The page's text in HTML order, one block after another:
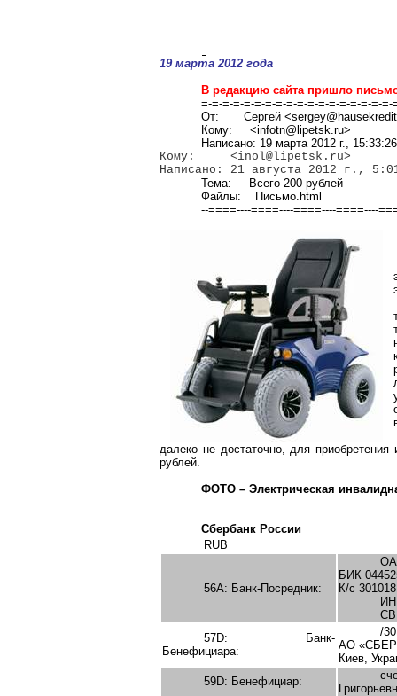
19 марта 2012 года
В редакцию сайта пришло
=-=-=-=-=-=-=-=-=-=-=-=-=-=-=-=-=-
От:
Сергей
Кому:
<infotn@lipetsk.ru>
Написано: 19 марта 2012 г., 15:33:26
Кому:
<inol@lipetsk.ru>
Написано: 21 августа 2012 г.,
Тема:
Всего 200 рублей
Файлы:
Письмо.html
--====----====----====----====----
далеко не достаточно, для
рублей.
ФОТО – Электрическая
Сбербанк России
RUB
56А: Банк-Посредник:
БИК
К/с
57D: Банк-
Бенефициара:
/
АО
Киев,
59D: Бенефициар: